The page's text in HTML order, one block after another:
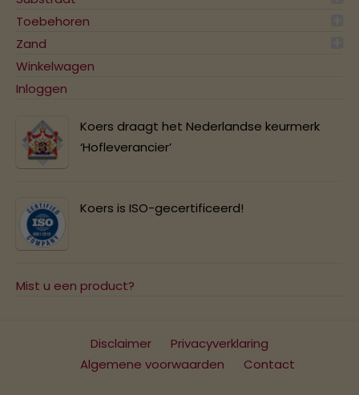
Toebehoren
Zand
Winkelwagen
Inloggen
Koers draagt het Nederlandse keurmerk
‘Hofleverancier’
Koers is ISO-gecertificeerd!
Mist u een product?
Disclaimer
Privacyverklaring
Algemene voorwaarden
Contact